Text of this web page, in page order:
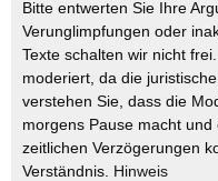
Bitte entwerten Sie Ihre
Verunglimpfungen oder
Texte schalten wir nicht
moderiert, da die
verstehen Sie, dass die
morgens Pause macht
zeitlichen Verzögerungen
Verständnis. Hinweis